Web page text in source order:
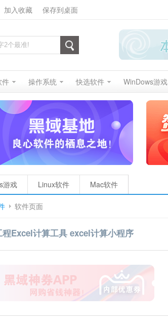
加入收藏 保存到桌面
件 操作系统 快选软件 WinDows游戏
游戏 Linux软件 Mac软件
软件页面
程Excel计算工具 excel计算小程序